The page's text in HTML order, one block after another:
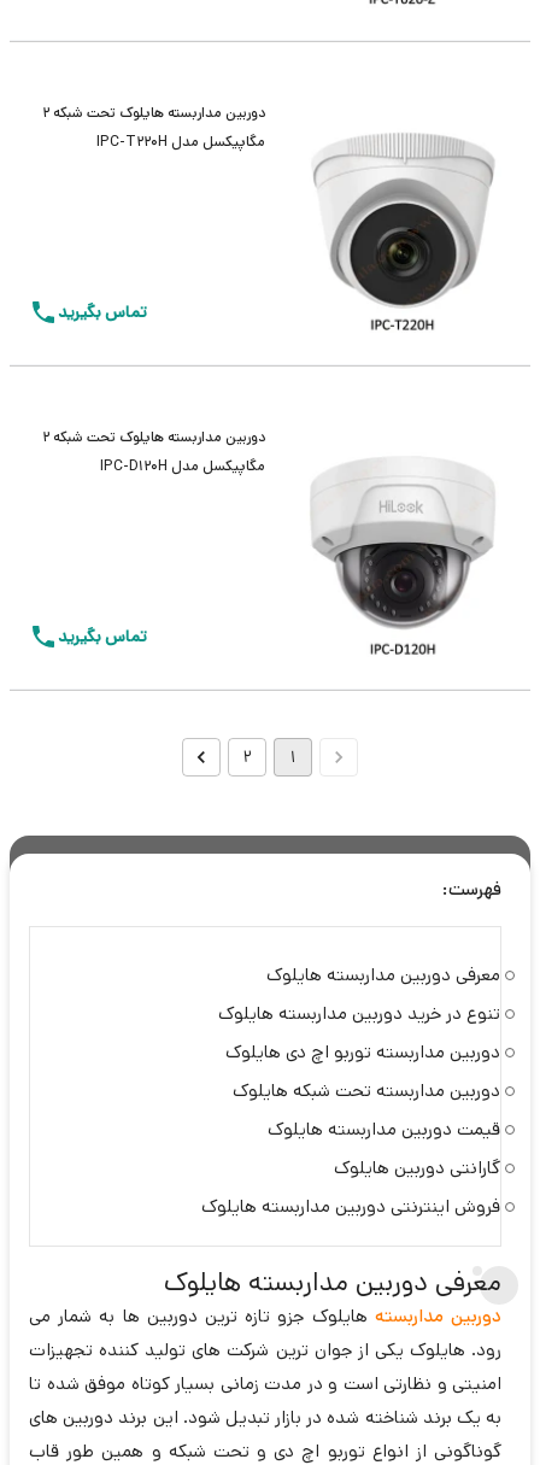
دوربین مداربسته هایلوک تحت شبکه 2
مگاپیکسل مدل IPC-T220H
تماس بگیرید
دوربین مداربسته هایلوک تحت شبکه 2
مگاپیکسل مدل IPC-D120H
تماس بگیرید
1
2
فهرست:
معرفی دوربین مداربسته هایلوک
تنوع در خرید دوربین مداربسته هایلوک
دوربین مداربسته توربو اچ دی هایلوک
دوربین مداربسته تحت شبکه هایلوک
قیمت دوربین مداربسته هایلوک
گارانتی دوربین هایلوک
فروش اینترنتی دوربین مداربسته هایلوک
معرفی دوربین مداربسته هایلوک
دوربین مداربسته هایلوک جزو تازه ترین دوربین ها به شمار می
رود. هایلوک یکی از جوان ترین شرکت های تولید کننده تجهیزات
امنیتی و نظارتی است و در مدت زمانی بسیار کوتاه موفق شده تا
به یک برند شناخته شده در بازار تبدیل شود. این برند دوربین های
گوناگونی از انواع توربو اچ دی و تحت شبکه و همین طور قاب